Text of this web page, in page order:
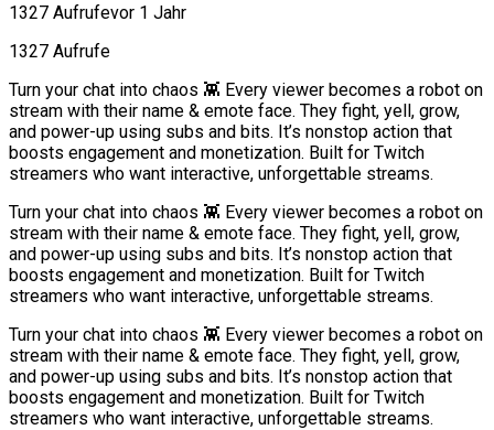
1327 Aufrufevor 1 Jahr
1327 Aufrufe
Turn your chat into chaos 👾 Every viewer becomes a robot on
stream with their name & emote face. They fight, yell, grow,
and power-up using subs and bits. It’s nonstop action that
boosts engagement and monetization. Built for Twitch
streamers who want interactive, unforgettable streams.
Turn your chat into chaos 👾 Every viewer becomes a robot on
stream with their name & emote face. They fight, yell, grow,
and power-up using subs and bits. It’s nonstop action that
boosts engagement and monetization. Built for Twitch
streamers who want interactive, unforgettable streams.
Turn your chat into chaos 👾 Every viewer becomes a robot on
stream with their name & emote face. They fight, yell, grow,
and power-up using subs and bits. It’s nonstop action that
boosts engagement and monetization. Built for Twitch
streamers who want interactive, unforgettable streams.